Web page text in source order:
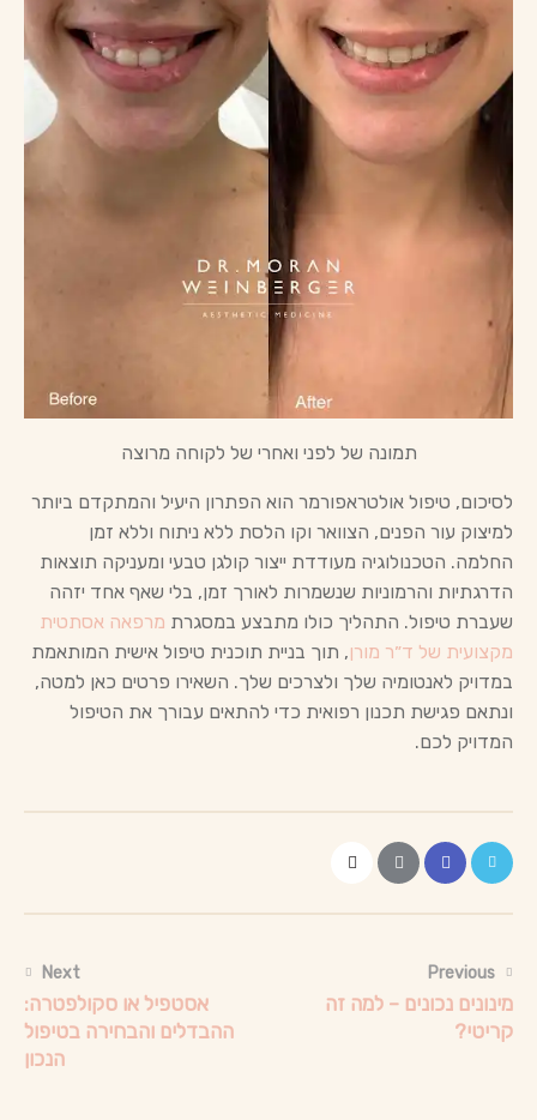
תמונה של לפני ואחרי של לקוחה מרוצה
לסיכום, טיפול אולטראפורמר הוא הפתרון היעיל והמתקדם ביותר
למיצוק עור הפנים, הצוואר וקו הלסת ללא ניתוח וללא זמן
החלמה. הטכנולוגיה מעודדת ייצור קולגן טבעי ומעניקה תוצאות
הדרגתיות והרמוניות שנשמרות לאורך זמן, בלי שאף אחד יזהה
שעברת טיפול. התהליך כולו מתבצע במסגרת מרפאה אסתטית
מקצועית של ד״ר מורן, תוך בניית תוכנית טיפול אישית המותאמת
במדויק לאנטומיה שלך ולצרכים שלך. השאירו פרטים כאן למטה,
ונתאם פגישת תכנון רפואית כדי להתאים עבורך את הטיפול
המדויק לכם.
Previous
מינונים נכונים – למה זה
קריטי?
Next
אסטפיל או סקולפטרה:
ההבדלים והבחירה בטיפול
הנכון